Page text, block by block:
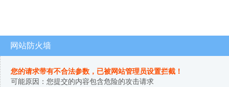
网站防火墙
您的请求带有不合法参数，已被网站管理员设置拦截！
可能原因：您提交的内容包含危险的攻击请求